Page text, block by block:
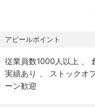
産性向上、買い物体験
人々の暮らしを豊かにす
る第四次産業革命は既
顧客に新しい価値を提供
・単身赴任手当
■その他福利厚生
・確定拠出年金制度（DC
が混在する環境でのア
・小売業での知識、シス
アピールポイント
従業員数1000人以上
実績あり
ストックオ
ーン歓迎